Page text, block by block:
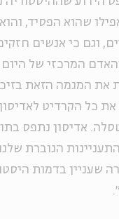
שהוא הפסיד,
וגם כי אנשים
המרכזי של
את המגמה הזאת
את כל הקרדיט
אדיסון נתפס
הגוברת
שעניין בדמות